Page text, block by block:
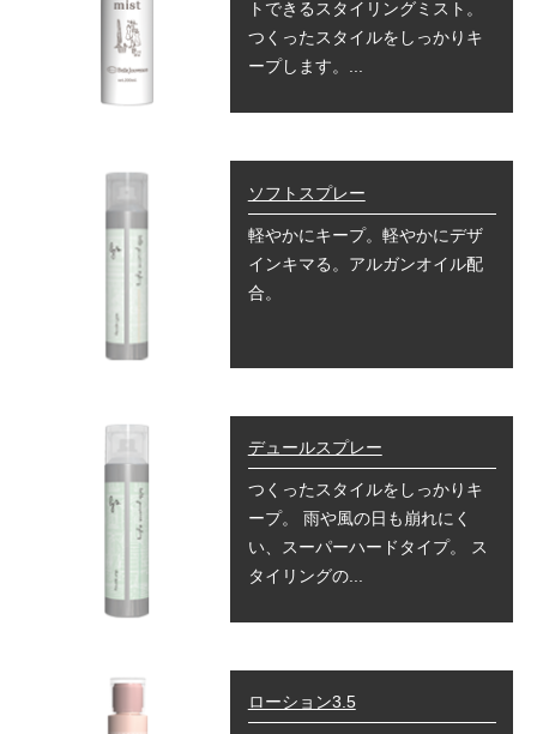
トできるスタイリングミスト。
つくったスタイルをしっかりキ
ープします。...
ソフトスプレー
軽やかにキープ。軽やかにデザ
インキマる。アルガンオイル配
合。
デュールスプレー
つくったスタイルをしっかりキ
ープ。 雨や風の日も崩れにく
い、スーパーハードタイプ。 ス
タイリングの...
ローション3.5